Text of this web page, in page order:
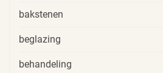
bakstenen
beglazing
behandeling